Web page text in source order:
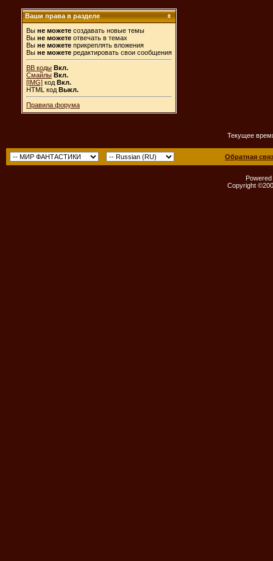
Ваши права в разделе
Вы не можете создавать новые темы
Вы не можете отвечать в темах
Вы не можете прикреплять вложения
Вы не можете редактировать свои сообщения
BB коды Вкл.
Смайлы Вкл.
[IMG] код Вкл.
HTML код Выкл.
Правила форума
Текущее
Обратная
Copyright